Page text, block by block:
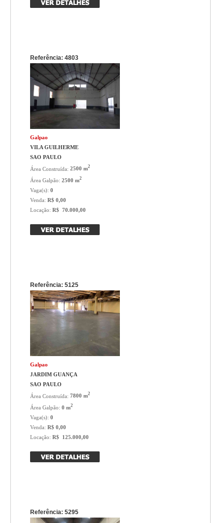
Referência: 4803
Galpao
VILA GUILHERME
SAO PAULO
Área Construída:2500 m2
Área Galpão:2500 m2
Vaga(s):0
Venda:R$ 0,00
Locação:R$ 70.000,00
Referência: 5125
Galpao
JARDIM GUANÇA
SAO PAULO
Área Construída:7800 m2
Área Galpão:0 m2
Vaga(s):0
Venda:R$ 0,00
Locação:R$ 125.000,00
Referência: 5295